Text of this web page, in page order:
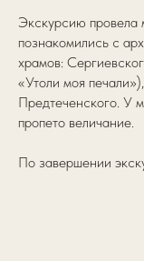
Экскурсию провела
познакомились с
храмов:
«Утоли моя
Предтеченского. У
пропето величание.
По завершении